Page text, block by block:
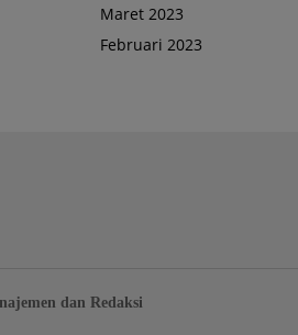
Maret 2023
Februari 2023
dan Redaksi